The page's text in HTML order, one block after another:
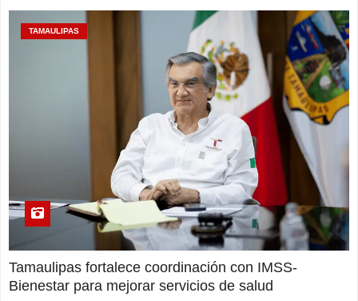
TAMAULIPAS
Tamaulipas fortalece coordinación con IMSS-
Bienestar para mejorar servicios de salud